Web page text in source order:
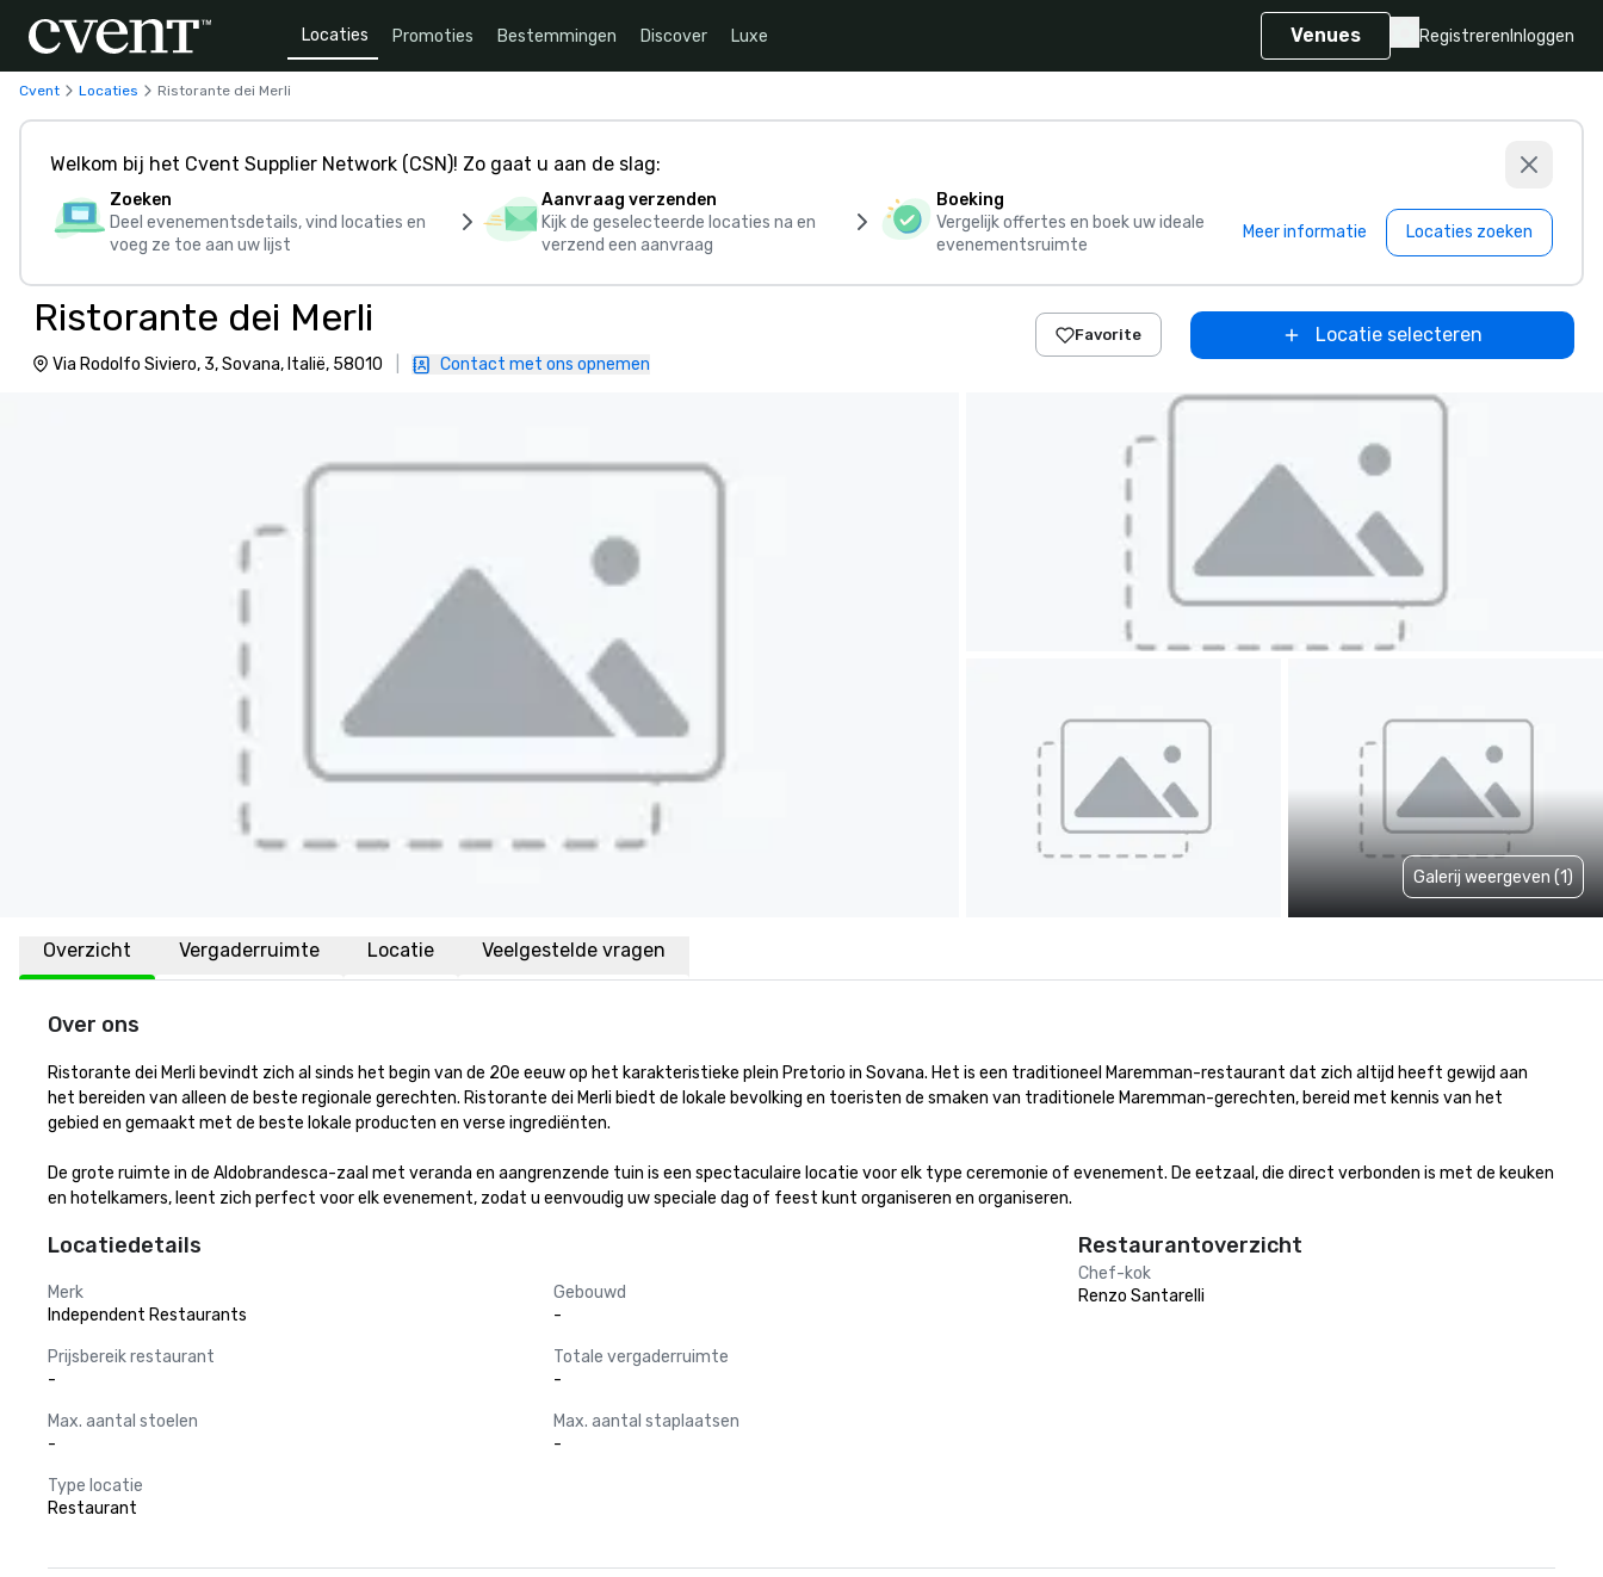
Locaties Promoties Bestemmingen Discover Luxe Venues Registreren Inloggen
Cvent Locaties Ristorante dei Merli
Welkom bij het Cvent Supplier Network (CSN)! Zo gaat u aan de slag:
Zoeken
Deel evenementsdetails, vind locaties en
voeg ze toe aan uw lijst
Aanvraag verzenden
Kijk de geselecteerde locaties na en
verzend een aanvraag
Boeking
Vergelijk offertes en boek uw ideale
evenementsruimte
Meer informatie Locaties zoeken
Ristorante dei Merli
Via Rodolfo Siviero, 3, Sovana, Italië, 58010 Contact met ons opnemen
Favorite Locatie selecteren
Galerij weergeven (1)
Overzicht Vergaderruimte Locatie Veelgestelde vragen
Over ons
Ristorante dei Merli bevindt zich al sinds het begin van de 20e eeuw op het karakteristieke plein Pretorio in Sovana. Het is een traditioneel Maremman-restaurant dat zich altijd heeft gewijd aan
het bereiden van alleen de beste regionale gerechten. Ristorante dei Merli biedt de lokale bevolking en toeristen de smaken van traditionele Maremman-gerechten, bereid met kennis van het
gebied en gemaakt met de beste lokale producten en verse ingrediënten.
De grote ruimte in de Aldobrandesca-zaal met veranda en aangrenzende tuin is een spectaculaire locatie voor elk type ceremonie of evenement. De eetzaal, die direct verbonden is met de keuken
en hotelkamers, leent zich perfect voor elk evenement, zodat u eenvoudig uw speciale dag of feest kunt organiseren en organiseren.
Locatiedetails
Merk
Independent Restaurants
Gebouwd
-
Prijsbereik restaurant
-
Totale vergaderruimte
-
Max. aantal stoelen
-
Max. aantal staplaatsen
-
Type locatie
Restaurant
Restaurantoverzicht
Chef-kok
Renzo Santarelli